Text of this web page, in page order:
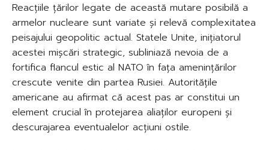
Reacțiile țărilor legate de această mutare posibilă a
armelor nucleare sunt variate și relevă complexitatea
peisajului geopolitic actual. Statele Unite, inițiatorul
acestei mișcări strategic, subliniază nevoia de a
fortifica flancul estic al NATO în fața amenințărilor
crescute venite din partea Rusiei. Autoritățile
americane au afirmat că acest pas ar constitui un
element crucial în protejarea aliaților europeni și
descurajarea eventualelor acțiuni ostile.